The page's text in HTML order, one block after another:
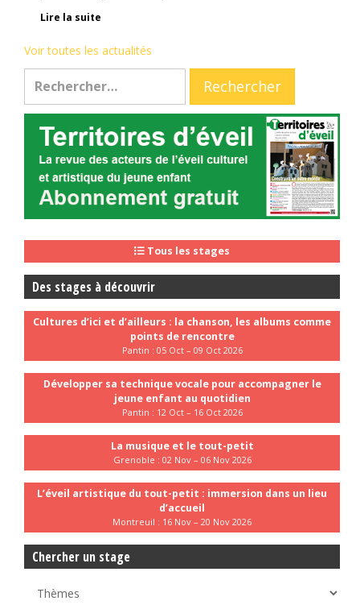
Lire la suite
Voir toutes les actualités
Tous les stages
Des stages à découvrir
Cultures d’ici et d’ailleurs : la chanson, les albums comme
points de rencontre
Pantin : 05 Oct – 09 Oct 2026
Développer sa technique vocale pour accompagner le
jeune enfant au quotidien
Pantin : 12 Oct – 16 Oct 2026
La musique et le tout-petit
Grenoble : 02 Nov – 06 Nov 2026
L’éveil artistique du tout-petit : immersion dans un lieu
d’accueil
Montreuil : 16 Nov – 20 Nov 2026
Chercher un stage